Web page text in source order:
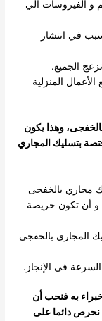
و الفيروسات الي
في انتشار
الجميع.
المنزلية
وهذا يكون
بتسليك المجاري
مجاري بالخفجى
و أن تكون حريصة
المجاري بالخفجى
في الإنجاز.
به فنحب أن
نحرص دائما على